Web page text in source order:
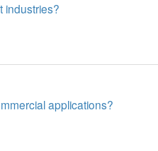
industries?
applications?